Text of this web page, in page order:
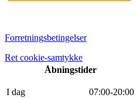
Forretningsbetingelser
Ret cookie-samtykke
Åbningstider
I dag 07:00-20:00